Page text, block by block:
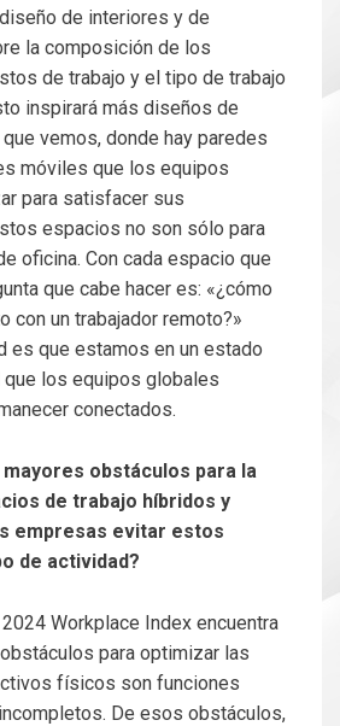
de interiores y de
la composición de los
de trabajo y el tipo de trabajo
inspirará más diseños de
vemos, donde hay paredes
móviles que los equipos
para satisfacer sus
espacios no son sólo para
oficina. Con cada espacio que
que cabe hacer es: «¿cómo
con un trabajador remoto?»
es que estamos en un estado
que los equipos globales
conectados.
obstáculos para la
de trabajo híbridos y
empresas evitar estos
de actividad?
Workplace Index encuentra
para optimizar las
físicos son funciones
De esos obstáculos,